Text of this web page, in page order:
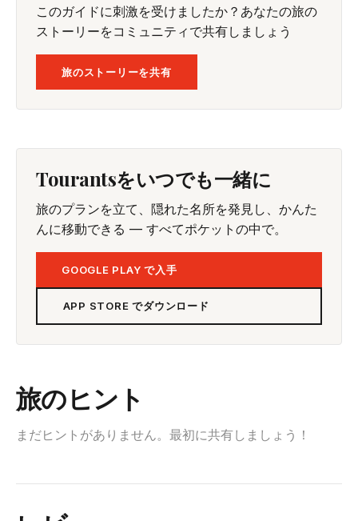
このガイドに刺激を受けましたか？あなたの旅の
ストーリーをコミュニティで共有しましょう
旅のストーリーを共有
Tourantsをいつでも一緒に
旅のプランを立て、隠れた名所を発見し、かんた
んに移動できる — すべてポケットの中で。
GOOGLE PLAY で入手
APP STORE でダウンロード
旅のヒント
まだヒントがありません。最初に共有しましょう！